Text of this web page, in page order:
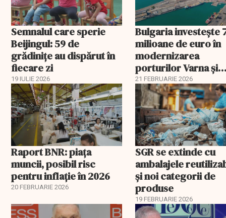
Semnalul care sperie
Beijingul: 59 de
grădinițe au dispărut în
fiecare zi
19 IULIE 2026
Bulgaria investește
milioane de euro în
modernizarea
porturilor Varna și
Burgas
21 FEBRUARIE 2026
Raport BNR: piața
muncii, posibil risc
pentru inflație în 2026
20 FEBRUARIE 2026
SGR se extinde cu
ambalajele
și noi categorii de
produse
19 FEBRUARIE 2026
EXCLUSIV EXCLUSIV